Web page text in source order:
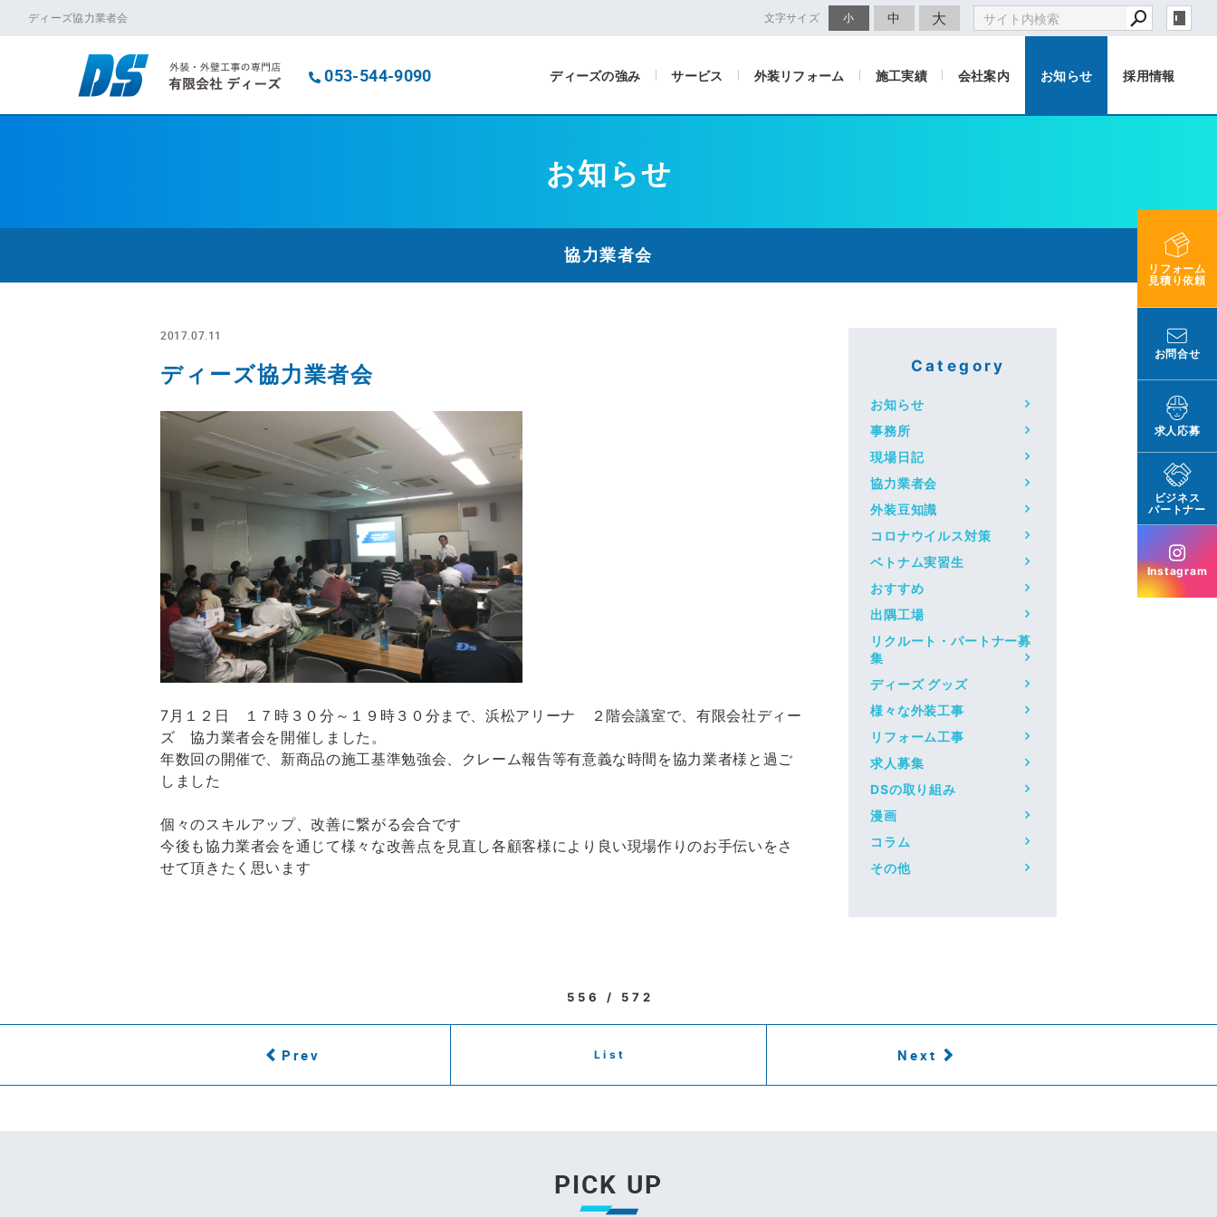
ディーズ協力業者会 文字サイズ 小 中 大
053-544-9090 ディーズの強み サービス 外装リフォーム 施工実績 会社案内 お知らせ 採用情報
リフォーム
見積り依頼
お問合せ
求人応募
ビジネス
パートナー
Instagram
お知らせ
協力業者会
2017.07.11
ディーズ協力業者会
7月１２日 １７時３０分～１９時３０分まで、浜松アリーナ ２階会議室で、有限会社ディー
ズ 協力業者会を開催しました。
年数回の開催で、新商品の施工基準勉強会、クレーム報告等有意義な時間を協力業者様と過ご
しました
個々のスキルアップ、改善に繋がる会合です
今後も協力業者会を通じて様々な改善点を見直し各顧客様により良い現場作りのお手伝いをさ
せて頂きたく思います
Category
お知らせ
事務所
現場日記
協力業者会
外装豆知識
コロナウイルス対策
ベトナム実習生
おすすめ
出隅工場
リクルート・パートナー募
集
ディーズ グッズ
様々な外装工事
リフォーム工事
求人募集
DSの取り組み
漫画
コラム
その他
556 / 572
Prev List Next
PICK UP